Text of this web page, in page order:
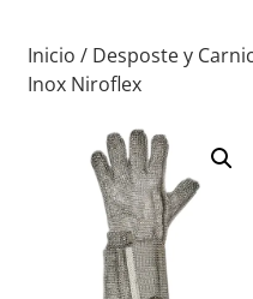
Inicio / Desposte y
Inox Niroflex